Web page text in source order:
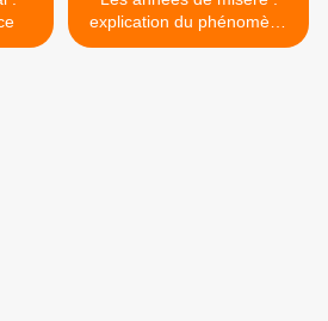
explication du phénomène
>